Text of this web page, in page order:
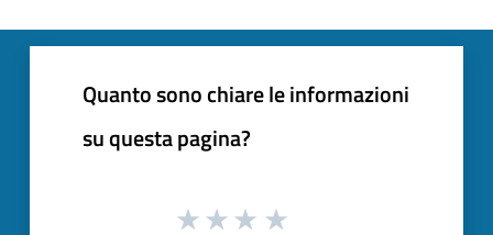
Quanto sono chiare le informazioni
su questa pagina?